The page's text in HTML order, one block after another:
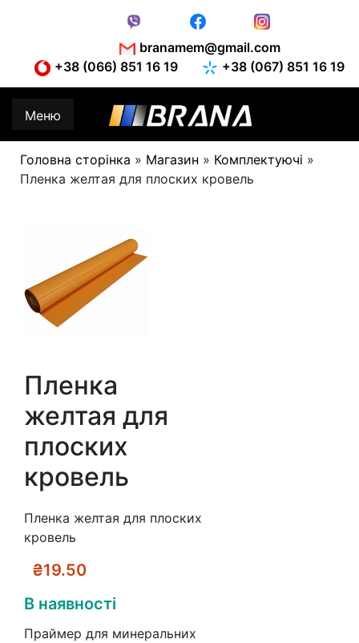
+38 (066) 851 16 19
+38 (067) 851 16 19
branamem@gmail.com
Меню
Головна сторінка » Магазин » Комплектуючі »
Пленка желтая для плоских кровель
Пленка
желтая для
плоских
кровель
Пленка желтая для плоских
кровель
₴19.50
В наявності
Праймер для минеральних